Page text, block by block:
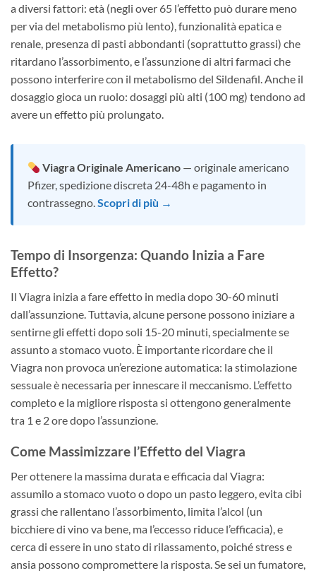
a diversi fattori: età (negli over 65 l’effetto può durare meno
per via del metabolismo più lento), funzionalità epatica e
renale, presenza di pasti abbondanti (soprattutto grassi) che
ritardano l’assorbimento, e l’assunzione di altri farmaci che
possono interferire con il metabolismo del Sildenafil. Anche il
dosaggio gioca un ruolo: dosaggi più alti (100 mg) tendono ad
avere un effetto più prolungato.
Viagra Originale Americano — originale americano
Pfizer, spedizione discreta 24-48h e pagamento in
contrassegno.Scopri di più →
Tempo di Insorgenza: Quando Inizia a Fare
Effetto?
Il Viagra inizia a fare effetto in media dopo 30-60 minuti
dall’assunzione. Tuttavia, alcune persone possono iniziare a
sentirne gli effetti dopo soli 15-20 minuti, specialmente se
assunto a stomaco vuoto. È importante ricordare che il
Viagra non provoca un’erezione automatica: la stimolazione
sessuale è necessaria per innescare il meccanismo. L’effetto
completo e la migliore risposta si ottengono generalmente
tra 1 e 2 ore dopo l’assunzione.
Come Massimizzare l’Effetto del Viagra
Per ottenere la massima durata e efficacia dal Viagra:
assumilo a stomaco vuoto o dopo un pasto leggero, evita cibi
grassi che rallentano l’assorbimento, limita l’alcol (un
bicchiere di vino va bene, ma l’eccesso riduce l’efficacia), e
cerca di essere in uno stato di rilassamento, poiché stress e
ansia possono compromettere la risposta. Se sei un fumatore,